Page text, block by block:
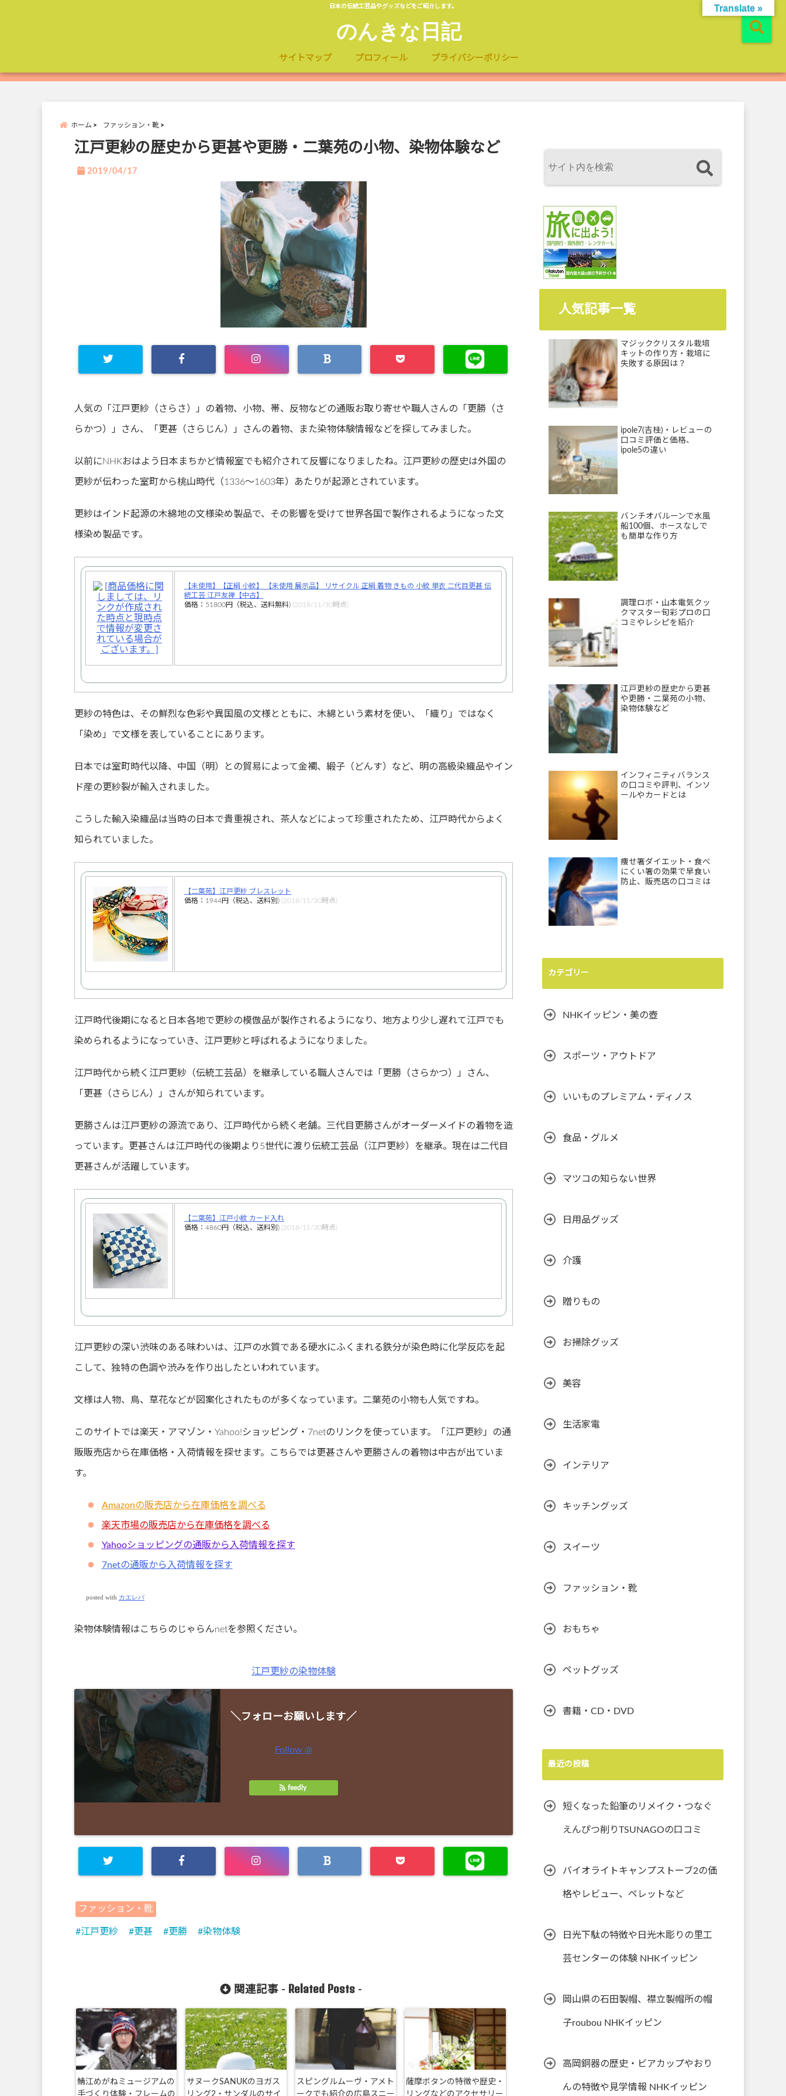
日本の伝統工芸品やグッズなどをご紹介します。
のんきな日記
サイトマップ プロフィール プライバシーポリシー
ホーム ファッション・靴
江戸更紗の歴史から更甚や更勝・二葉苑の小物、染物体験など
2019/04/17
人気の「江戸更紗（さらさ）」の着物、小物、帯、反物などの通販お取り寄せや職人さんの「更勝（さ
らかつ）」さん、「更甚（さらじん）」さんの着物、また染物体験情報などを探してみました。
以前にNHKおはよう日本まちかど情報室でも紹介されて反響になりましたね。江戸更紗の歴史は外国の
更紗が伝わった室町から桃山時代（1336～1603年）あたりが起源とされています。
更紗はインド起源の木綿地の文様染め製品で、その影響を受けて世界各国で製作されるようになった文
様染め製品です。
【未使用】【正絹 小紋】 【未使用 展示品】 リサイクル 正絹 着物 きもの 小紋 単衣 二代目更甚 伝
統工芸 江戸友禅【中古】
価格：51800円（税込、送料無料) (2018/11/30時点)
更紗の特色は、その鮮烈な色彩や異国風の文様とともに、木綿という素材を使い、「織り」ではなく
「染め」で文様を表していることにあります。
日本では室町時代以降、中国（明）との貿易によって金襴、緞子（どんす）など、明の高級染織品やイン
ド産の更紗裂が輸入されました。
こうした輸入染織品は当時の日本で貴重視され、茶人などによって珍重されたため、江戸時代からよく
知られていました。
【二葉苑】江戸更紗 ブレスレット
価格：1944円（税込、送料別) (2018/11/30時点)
江戸時代後期になると日本各地で更紗の模倣品が製作されるようになり、地方より少し遅れて江戸でも
染められるようになっていき、江戸更紗と呼ばれるようになりました。
江戸時代から続く江戸更紗（伝統工芸品）を継承している職人さんでは「更勝（さらかつ）」さん、
「更甚（さらじん）」さんが知られています。
更勝さんは江戸更紗の源流であり、江戸時代から続く老舗。三代目更勝さんがオーダーメイドの着物を造
っています。更甚さんは江戸時代の後期より5世代に渡り伝統工芸品（江戸更紗）を継承。現在は二代目
更甚さんが活躍しています。
【二葉苑】江戸小紋 カード入れ
価格：4860円（税込、送料別) (2018/11/30時点)
江戸更紗の深い渋味のある味わいは、江戸の水質である硬水にふくまれる鉄分が染色時に化学反応を起
こして、独特の色調や渋みを作り出したといわれています。
文様は人物、鳥、草花などが図案化されたものが多くなっています。二葉苑の小物も人気ですね。
このサイトでは楽天・アマゾン・Yahoo!ショッピング・7netのリンクを使っています。「江戸更紗」の通
販販売店から在庫価格・入荷情報を探せます。こちらでは更甚さんや更勝さんの着物は中古が出ていま
す。
Amazonの販売店から在庫価格を調べる
楽天市場の販売店から在庫価格を調べる
Yahooショッピングの通販から入荷情報を探す
7netの通販から入荷情報を探す
posted with カエレバ
染物体験情報はこちらのじゃらんnetを参照ください。
江戸更紗の染物体験
＼フォローお願いします／
Follow @
feedly
ファッション・靴
江戸更紗 更甚 更勝 染物体験
関連記事 - Related Posts-
鯖江めがねミュージアムの
手づくり体験・フレームの
サヌークSANUKのヨガス
リング2・サンダルのサイ
スピングルムーヴ・アメト
ークでも紹介の広島スニー
薩摩ボタンの特徴や歴史・
リングなどのアクセサリー
人気記事一覧
マジッククリスタル栽培
キットの作り方・栽培に
失敗する原因は？
ipole7(吉桂)・レビューの
口コミ評価と価格、
ipole5の違い
バンチオバルーンで水風
船100個、ホースなしで
も簡単な作り方
調理ロボ・山本電気クッ
クマスター旬彩プロの口
コミやレシピを紹介
江戸更紗の歴史から更甚
や更勝・二葉苑の小物、
染物体験など
インフィニティバランス
の口コミや評判、インソ
ールやカードとは
痩せ箸ダイエット・食べ
にくい箸の効果で早食い
防止、販売店の口コミは
カテゴリー
NHKイッピン・美の壺
スポーツ・アウトドア
いいものプレミアム・ディノス
食品・グルメ
マツコの知らない世界
日用品グッズ
介護
贈りもの
お掃除グッズ
美容
生活家電
インテリア
キッチングッズ
スイーツ
ファッション・靴
おもちゃ
ペットグッズ
書籍・CD・DVD
最近の投稿
短くなった鉛筆のリメイク・つなぐ
えんぴつ削りTSUNAGOの口コミ
バイオライトキャンプストーブ2の価
格やレビュー、ペレットなど
日光下駄の特徴や日光木彫りの里工
芸センターの体験 NHKイッピン
岡山県の石田製帽、襟立製帽所の帽
子roubou NHKイッピン
高岡銅器の歴史・ビアカップやおり
んの特徴や見学情報 NHKイッピン
Translate »